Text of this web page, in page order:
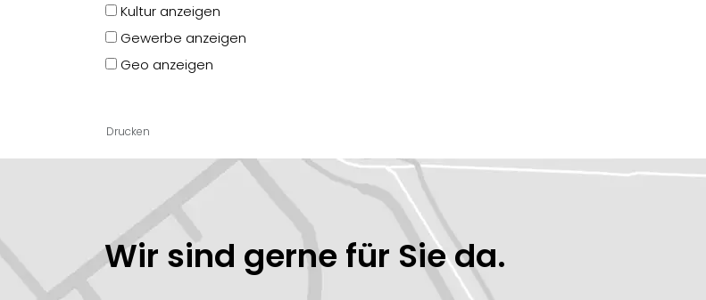
Kultur anzeigen
Gewerbe anzeigen
Geo anzeigen
Drucken
Ortsinformationen
Wir sind gerne für Sie da.